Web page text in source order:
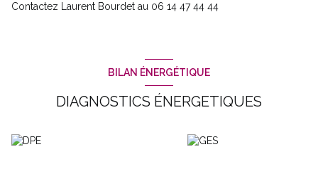
Contactez Laurent Bourdet au 06 14 47 44 44
BILAN ÉNERGÉTIQUE
DIAGNOSTICS ÉNERGETIQUES